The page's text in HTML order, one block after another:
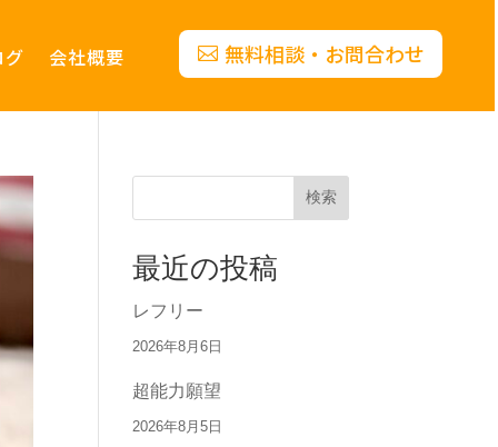
グ 会社概要 無料相談・お問合わせ
検索
最近の投稿
レフリー
2026年8月6日
超能力願望
2026年8月5日